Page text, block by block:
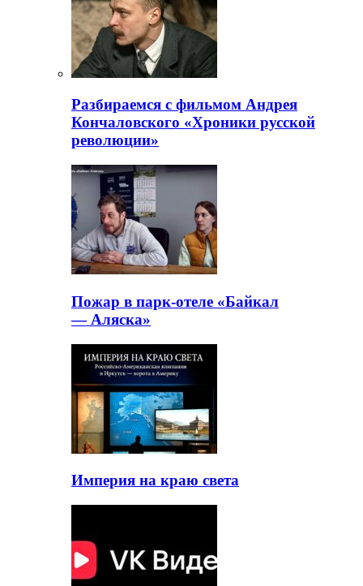
Разбираемся с фильмом Андрея
Кончаловского «Хроники русской
революции»
Пожар в парк-отеле «Байкал
— Аляска»
Империя на краю света